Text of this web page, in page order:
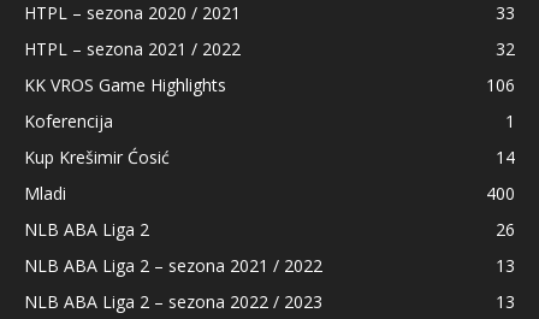
HTPL – sezona 2020 / 2021
33
HTPL – sezona 2021 / 2022
32
KK VROS Game Highlights
106
Koferencija
1
Kup Krešimir Ćosić
14
Mladi
400
NLB ABA Liga 2
26
NLB ABA Liga 2 – sezona 2021 / 2022
13
NLB ABA Liga 2 – sezona 2022 / 2023
13